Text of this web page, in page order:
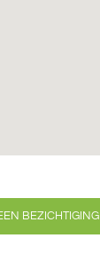
BEZICHTIGING